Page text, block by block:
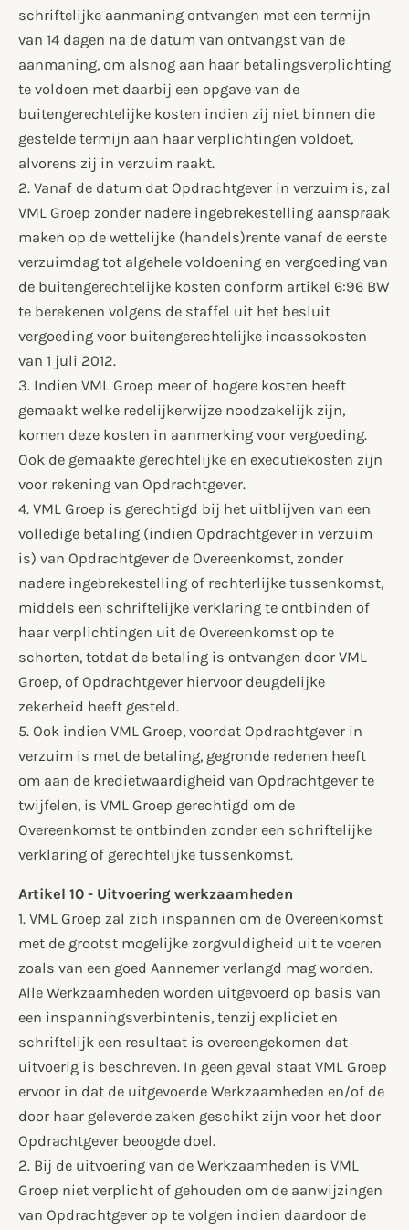
schriftelijke aanmaning ontvangen met een termijn
van 14 dagen na de datum van ontvangst van de
aanmaning, om alsnog aan haar betalingsverplichting
te voldoen met daarbij een opgave van de
buitengerechtelijke kosten indien zij niet binnen die
gestelde termijn aan haar verplichtingen voldoet,
alvorens zij in verzuim raakt.
2. Vanaf de datum dat Opdrachtgever in verzuim is, zal
VML Groep zonder nadere ingebrekestelling aanspraak
maken op de wettelijke (handels)rente vanaf de eerste
verzuimdag tot algehele voldoening en vergoeding van
de buitengerechtelijke kosten conform artikel 6:96 BW
te berekenen volgens de staffel uit het besluit
vergoeding voor buitengerechtelijke incassokosten
van 1 juli 2012.
3. Indien VML Groep meer of hogere kosten heeft
gemaakt welke redelijkerwijze noodzakelijk zijn,
komen deze kosten in aanmerking voor vergoeding.
Ook de gemaakte gerechtelijke en executiekosten zijn
voor rekening van Opdrachtgever.
4. VML Groep is gerechtigd bij het uitblijven van een
volledige betaling (indien Opdrachtgever in verzuim
is) van Opdrachtgever de Overeenkomst, zonder
nadere ingebrekestelling of rechterlijke tussenkomst,
middels een schriftelijke verklaring te ontbinden of
haar verplichtingen uit de Overeenkomst op te
schorten, totdat de betaling is ontvangen door VML
Groep, of Opdrachtgever hiervoor deugdelijke
zekerheid heeft gesteld.
5. Ook indien VML Groep, voordat Opdrachtgever in
verzuim is met de betaling, gegronde redenen heeft
om aan de kredietwaardigheid van Opdrachtgever te
twijfelen, is VML Groep gerechtigd om de
Overeenkomst te ontbinden zonder een schriftelijke
verklaring of gerechtelijke tussenkomst.
Artikel 10 - Uitvoering werkzaamheden
1. VML Groep zal zich inspannen om de Overeenkomst
met de grootst mogelijke zorgvuldigheid uit te voeren
zoals van een goed Aannemer verlangd mag worden.
Alle Werkzaamheden worden uitgevoerd op basis van
een inspanningsverbintenis, tenzij expliciet en
schriftelijk een resultaat is overeengekomen dat
uitvoerig is beschreven. In geen geval staat VML Groep
ervoor in dat de uitgevoerde Werkzaamheden en/of de
door haar geleverde zaken geschikt zijn voor het door
Opdrachtgever beoogde doel.
2. Bij de uitvoering van de Werkzaamheden is VML
Groep niet verplicht of gehouden om de aanwijzingen
van Opdrachtgever op te volgen indien daardoor de